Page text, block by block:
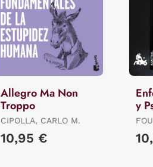
Allegro Ma Non
Troppo
CIPOLLA, CARLO M.
10,95 €
y